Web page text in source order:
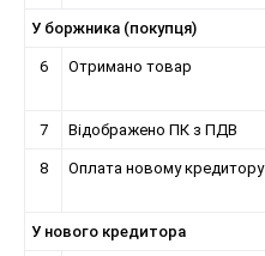
У боржника (покупця)
6 Отримано товар
7 Відображено ПК з ПДВ
8 Оплата новому кредитору
У нового кредитора